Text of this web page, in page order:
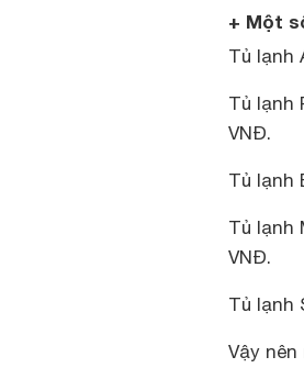
+ Một
Tủ lạnh
Tủ lạnh
VNĐ.
Tủ lạnh
Tủ lạnh
VNĐ.
Tủ lạnh
Vậy